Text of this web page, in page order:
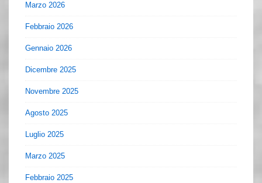
Marzo 2026
Febbraio 2026
Gennaio 2026
Dicembre 2025
Novembre 2025
Agosto 2025
Luglio 2025
Marzo 2025
Febbraio 2025